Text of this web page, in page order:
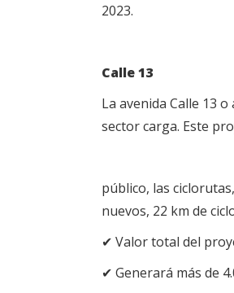
2023.
Calle 13
La avenida Calle 13
sector carga. Este
público, las
nuevos, 22 km de
✔ Valor total del
✔ Generará más de